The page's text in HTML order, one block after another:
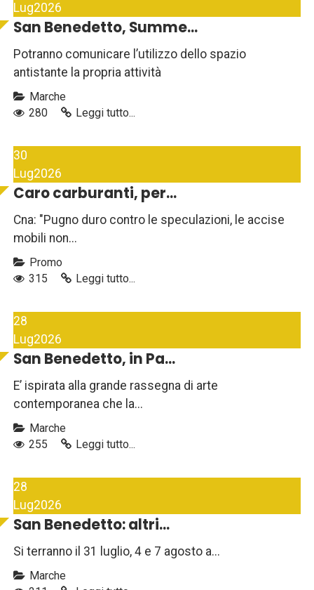
Lug2026
San Benedetto, Summe...
Potranno comunicare l’utilizzo dello spazio
antistante la propria attività
Marche
280
Leggi tutto...
30
Lug2026
Caro carburanti, per...
Cna: "Pugno duro contro le speculazioni, le accise
mobili non...
Promo
315
Leggi tutto...
28
Lug2026
San Benedetto, in Pa...
E’ ispirata alla grande rassegna di arte
contemporanea che la...
Marche
255
Leggi tutto...
28
Lug2026
San Benedetto: altri...
Si terranno il 31 luglio, 4 e 7 agosto a...
Marche